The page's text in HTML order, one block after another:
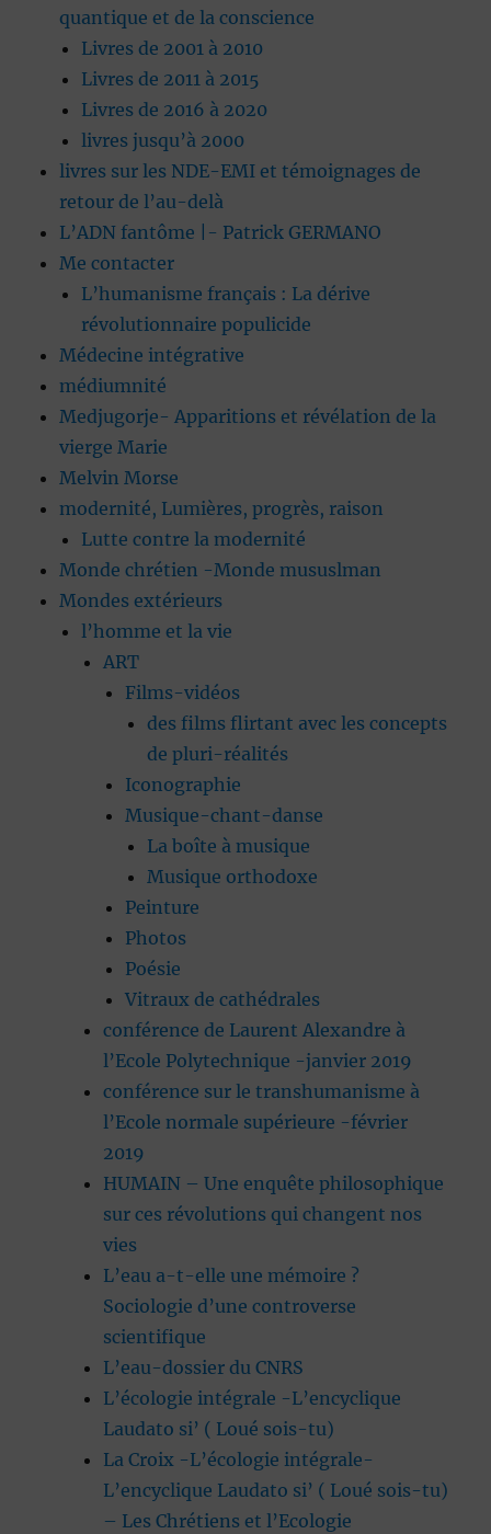
quantique et de la conscience
Livres de 2001 à 2010
Livres de 2011 à 2015
Livres de 2016 à 2020
livres jusqu’à 2000
livres sur les NDE-EMI et témoignages de
retour de l’au-delà
L’ADN fantôme |- Patrick GERMANO
Me contacter
L’humanisme français : La dérive
révolutionnaire populicide
Médecine intégrative
médiumnité
Medjugorje- Apparitions et révélation de la
vierge Marie
Melvin Morse
modernité, Lumières, progrès, raison
Lutte contre la modernité
Monde chrétien -Monde mususlman
Mondes extérieurs
l’homme et la vie
ART
Films-vidéos
des films flirtant avec les concepts
de pluri-réalités
Iconographie
Musique-chant-danse
La boîte à musique
Musique orthodoxe
Peinture
Photos
Poésie
Vitraux de cathédrales
conférence de Laurent Alexandre à
l’Ecole Polytechnique -janvier 2019
conférence sur le transhumanisme à
l’Ecole normale supérieure -février
2019
HUMAIN – Une enquête philosophique
sur ces révolutions qui changent nos
vies
L’eau a-t-elle une mémoire ?
Sociologie d’une controverse
scientifique
L’eau-dossier du CNRS
L’écologie intégrale -L’encyclique
Laudato si’ ( Loué sois-tu)
La Croix -L’écologie intégrale-
L’encyclique Laudato si’ ( Loué sois-tu)
– Les Chrétiens et l’Ecologie